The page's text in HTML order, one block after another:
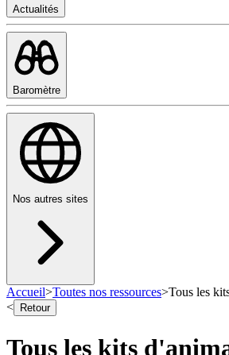
Actualités
Baromètre
Nos autres sites
Accueil>Toutes nos ressources>Tous les
<
Retour
Tous les kits